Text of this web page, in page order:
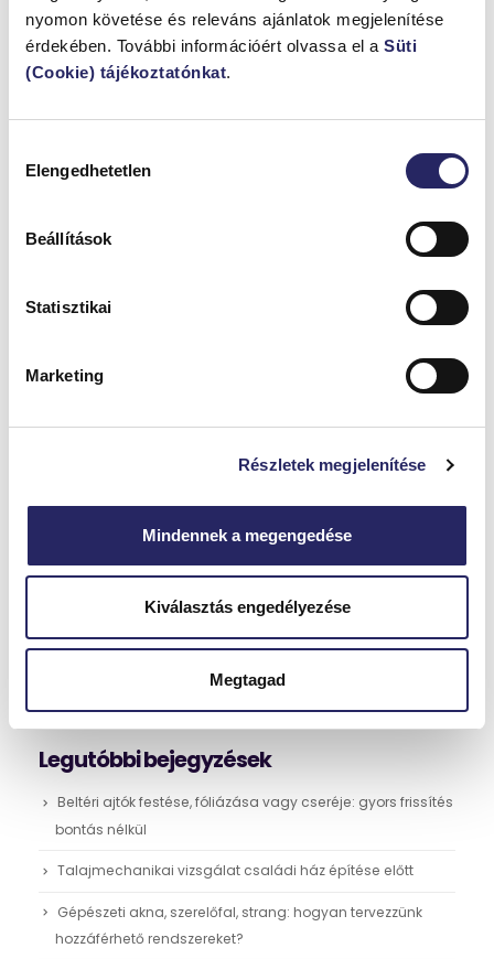
nyomon követése és releváns ajánlatok megjelenítése
érdekében. További információért olvassa el a Süti
(Cookie) tájékoztatónkat.
kiválasztása
Elengedhetetlen
Beállítások
Statisztikai
Marketing
Részletek megjelenítése
Mindennek a megengedése
Kiválasztás engedélyezése
Megtagad
jelentenek biztonságot. Egy ilyen állapot érezhetően más
komfortot ad, és hosszú távon az épület értékében is
megmutatkozik.
Nemes-, dísz- vagy műgyantaalapú vakolat – mikor
melyik a jobb választás?
kérdés, hanem hosszú távú befektetés is. A vakolat típusától
függően alakul az épület...
Megnézem
Legutóbbi bejegyzések
Beltéri ajtók festése, fóliázása vagy cseréje: gyors frissítés
bontás nélkül
Talajmechanikai vizsgálat családi ház építése előtt
Gépészeti akna, szerelőfal, strang: hogyan tervezzünk
hozzáférhető rendszereket?